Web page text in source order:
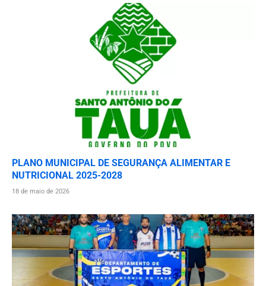
PLANO MUNICIPAL DE SEGURANÇA ALIMENTAR E
NUTRICIONAL 2025-2028
18 de maio de 2026